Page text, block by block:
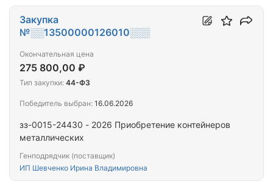
зз-0015-24430 - 2026 Приобретение контейнеров
металлических
Генподрядчик (поставщик)
ИП Шевченко Ирина Владимировна
Закупка
№░░13500000126010░░░
Окончательная цена
275 800,00 ₽
Тип закупки: 44-ФЗ
Победитель выбран: 16.06.2026